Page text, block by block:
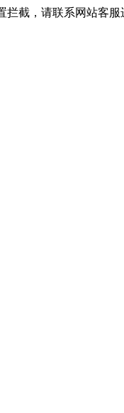
截，请联系网站客服